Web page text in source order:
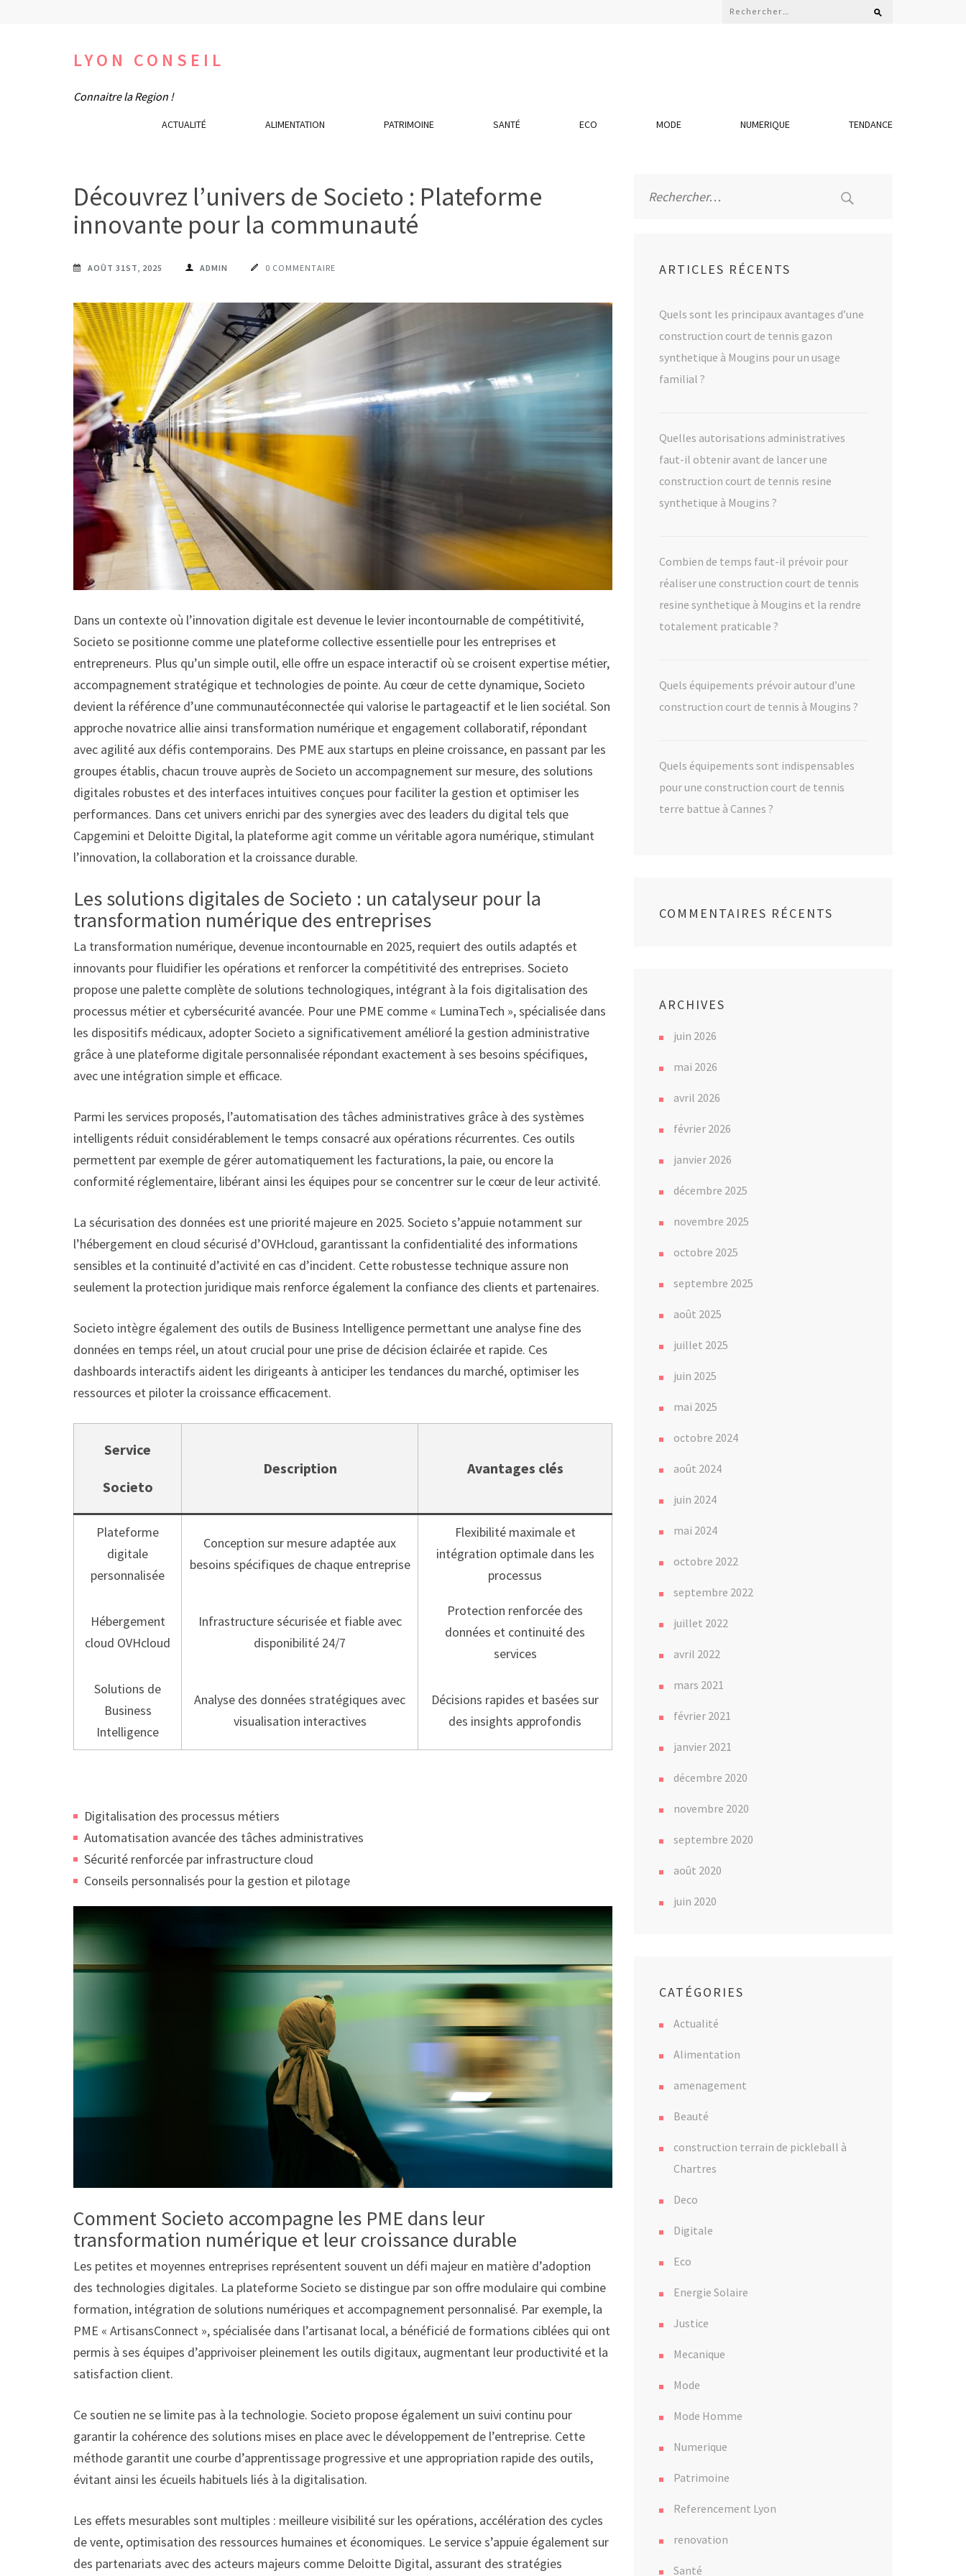
Rechercher :
LYON CONSEIL
Connaitre la Region !
ACTUALITÉ ALIMENTATION PATRIMOINE SANTÉ ECO MODE NUMERIQUE TENDANCE
Découvrez l’univers de Societo : Plateforme
innovante pour la communauté
AOÛT 31ST, 2025 ADMIN 0 COMMENTAIRE
Dans un contexte où l’innovation digitale est devenue le levier incontournable de compétitivité,
Societo se positionne comme une plateforme collective essentielle pour les entreprises et
entrepreneurs. Plus qu’un simple outil, elle offre un espace interactif où se croisent expertise métier,
accompagnement stratégique et technologies de pointe. Au cœur de cette dynamique, Societo
devient la référence d’une communautéconnectée qui valorise le partageactif et le lien sociétal. Son
approche novatrice allie ainsi transformation numérique et engagement collaboratif, répondant
avec agilité aux défis contemporains. Des PME aux startups en pleine croissance, en passant par les
groupes établis, chacun trouve auprès de Societo un accompagnement sur mesure, des solutions
digitales robustes et des interfaces intuitives conçues pour faciliter la gestion et optimiser les
performances. Dans cet univers enrichi par des synergies avec des leaders du digital tels que
Capgemini et Deloitte Digital, la plateforme agit comme un véritable agora numérique, stimulant
l’innovation, la collaboration et la croissance durable.
Les solutions digitales de Societo : un catalyseur pour la
transformation numérique des entreprises
La transformation numérique, devenue incontournable en 2025, requiert des outils adaptés et
innovants pour fluidifier les opérations et renforcer la compétitivité des entreprises. Societo
propose une palette complète de solutions technologiques, intégrant à la fois digitalisation des
processus métier et cybersécurité avancée. Pour une PME comme « LuminaTech », spécialisée dans
les dispositifs médicaux, adopter Societo a significativement amélioré la gestion administrative
grâce à une plateforme digitale personnalisée répondant exactement à ses besoins spécifiques,
avec une intégration simple et efficace.
Parmi les services proposés, l’automatisation des tâches administratives grâce à des systèmes
intelligents réduit considérablement le temps consacré aux opérations récurrentes. Ces outils
permettent par exemple de gérer automatiquement les facturations, la paie, ou encore la
conformité réglementaire, libérant ainsi les équipes pour se concentrer sur le cœur de leur activité.
La sécurisation des données est une priorité majeure en 2025. Societo s’appuie notamment sur
l’hébergement en cloud sécurisé d’OVHcloud, garantissant la confidentialité des informations
sensibles et la continuité d’activité en cas d’incident. Cette robustesse technique assure non
seulement la protection juridique mais renforce également la confiance des clients et partenaires.
Societo intègre également des outils de Business Intelligence permettant une analyse fine des
données en temps réel, un atout crucial pour une prise de décision éclairée et rapide. Ces
dashboards interactifs aident les dirigeants à anticiper les tendances du marché, optimiser les
ressources et piloter la croissance efficacement.
Service
Societo
Description Avantages clés
Plateforme
digitale
personnalisée
Conception sur mesure adaptée aux
besoins spécifiques de chaque entreprise
Flexibilité maximale et
intégration optimale dans les
processus
Hébergement
cloud OVHcloud
Infrastructure sécurisée et fiable avec
disponibilité 24/7
Protection renforcée des
données et continuité des
services
Solutions de
Business
Intelligence
Analyse des données stratégiques avec
visualisation interactives
Décisions rapides et basées sur
des insights approfondis
Digitalisation des processus métiers
Automatisation avancée des tâches administratives
Sécurité renforcée par infrastructure cloud
Conseils personnalisés pour la gestion et pilotage
Comment Societo accompagne les PME dans leur
transformation numérique et leur croissance durable
Les petites et moyennes entreprises représentent souvent un défi majeur en matière d’adoption
des technologies digitales. La plateforme Societo se distingue par son offre modulaire qui combine
formation, intégration de solutions numériques et accompagnement personnalisé. Par exemple, la
PME « ArtisansConnect », spécialisée dans l’artisanat local, a bénéficié de formations ciblées qui ont
permis à ses équipes d’apprivoiser pleinement les outils digitaux, augmentant leur productivité et la
satisfaction client.
Ce soutien ne se limite pas à la technologie. Societo propose également un suivi continu pour
garantir la cohérence des solutions mises en place avec le développement de l’entreprise. Cette
méthode garantit une courbe d’apprentissage progressive et une appropriation rapide des outils,
évitant ainsi les écueils habituels liés à la digitalisation.
Les effets mesurables sont multiples : meilleure visibilité sur les opérations, accélération des cycles
de vente, optimisation des ressources humaines et économiques. Le service s’appuie également sur
des partenariats avec des acteurs majeurs comme Deloitte Digital, assurant des stratégies
ARTICLES RÉCENTS
Quels sont les principaux avantages d’une
construction court de tennis gazon
synthetique à Mougins pour un usage
familial ?
Quelles autorisations administratives
faut-il obtenir avant de lancer une
construction court de tennis resine
synthetique à Mougins ?
Combien de temps faut-il prévoir pour
réaliser une construction court de tennis
resine synthetique à Mougins et la rendre
totalement praticable ?
Quels équipements prévoir autour d’une
construction court de tennis à Mougins ?
Quels équipements sont indispensables
pour une construction court de tennis
terre battue à Cannes ?
COMMENTAIRES RÉCENTS
ARCHIVES
juin 2026
mai 2026
avril 2026
février 2026
janvier 2026
décembre 2025
novembre 2025
octobre 2025
septembre 2025
août 2025
juillet 2025
juin 2025
mai 2025
octobre 2024
août 2024
juin 2024
mai 2024
octobre 2022
septembre 2022
juillet 2022
avril 2022
mars 2021
février 2021
janvier 2021
décembre 2020
novembre 2020
septembre 2020
août 2020
juin 2020
CATÉGORIES
Actualité
Alimentation
amenagement
Beauté
construction terrain de pickleball à
Chartres
Deco
Digitale
Eco
Energie Solaire
Justice
Mecanique
Mode
Mode Homme
Numerique
Patrimoine
Referencement Lyon
renovation
Santé